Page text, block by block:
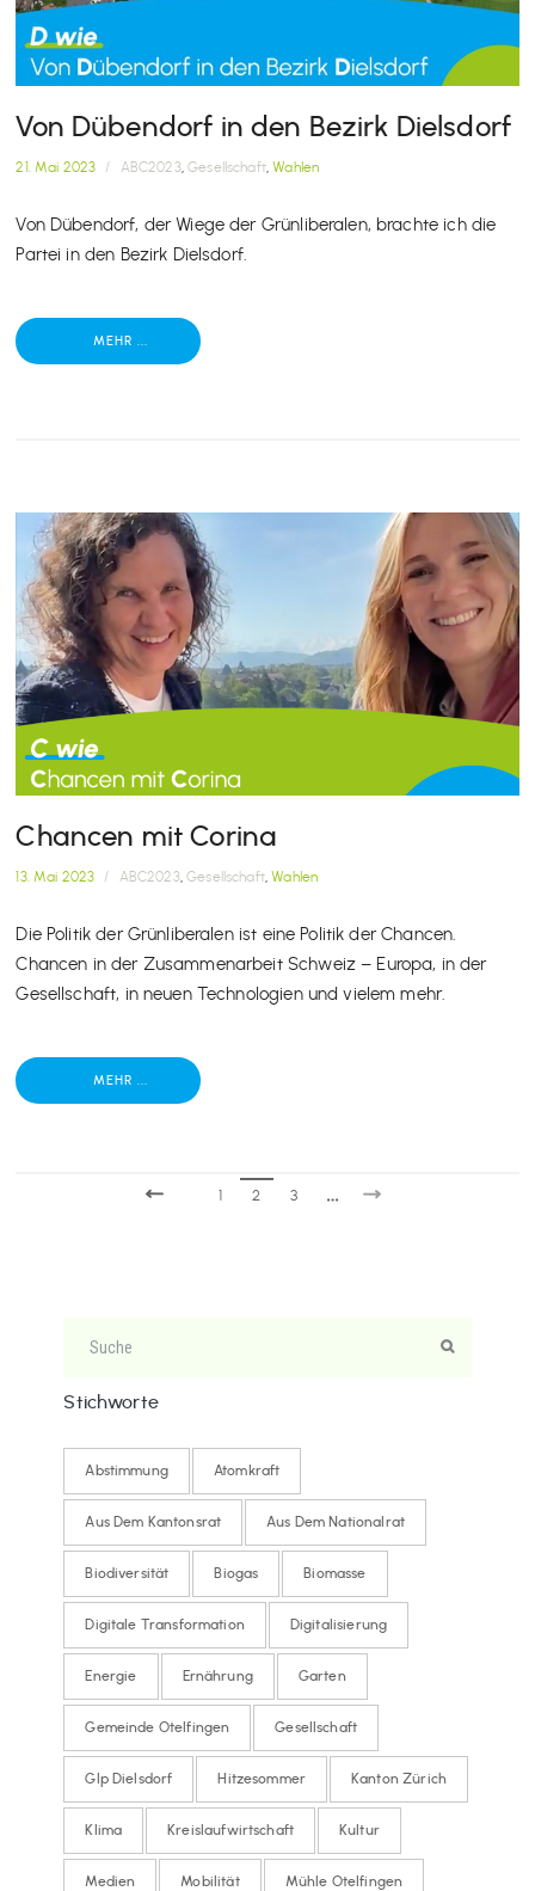
Von Dübendorf in den Bezirk Dielsdorf
21. Mai 2023 / ABC2023,Gesellschaft,Wahlen
Von Dübendorf, der Wiege der Grünliberalen, brachte ich die
Partei in den Bezirk Dielsdorf.
MEHR ...
Chancen mit Corina
13. Mai 2023 / ABC2023,Gesellschaft,Wahlen
Die Politik der Grünliberalen ist eine Politik der Chancen.
Chancen in der Zusammenarbeit Schweiz – Europa, in der
Gesellschaft, in neuen Technologien und vielem mehr.
MEHR ...
1 2 3
Stichworte
Abstimmung Atomkraft
Aus Dem Kantonsrat Aus Dem Nationalrat
Biodiversität Biogas Biomasse
Digitale Transformation Digitalisierung
Energie Ernährung Garten
Gemeinde Otelfingen Gesellschaft
Glp Dielsdorf Hitzesommer Kanton Zürich
Klima Kreislaufwirtschaft Kultur
Medien Mobilität Mühle Otelfingen